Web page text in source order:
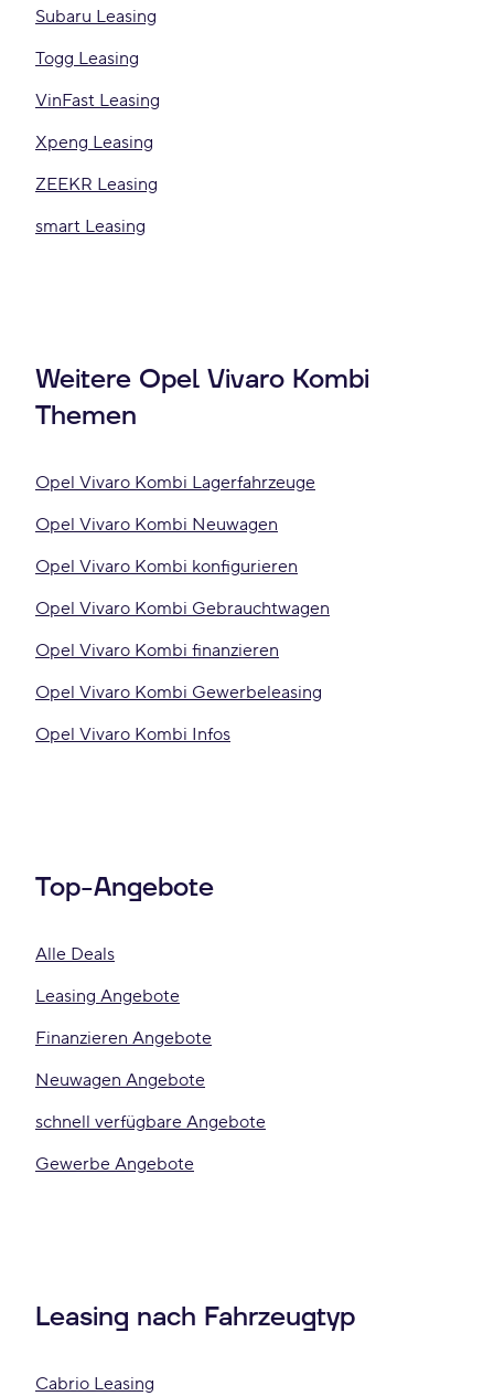
Subaru Leasing
Togg Leasing
VinFast Leasing
Xpeng Leasing
ZEEKR Leasing
smart Leasing
Weitere Opel Vivaro Kombi
Themen
Opel Vivaro Kombi Lagerfahrzeuge
Opel Vivaro Kombi Neuwagen
Opel Vivaro Kombi konfigurieren
Opel Vivaro Kombi Gebrauchtwagen
Opel Vivaro Kombi finanzieren
Opel Vivaro Kombi Gewerbeleasing
Opel Vivaro Kombi Infos
Top-Angebote
Alle Deals
Leasing Angebote
Finanzieren Angebote
Neuwagen Angebote
schnell verfügbare Angebote
Gewerbe Angebote
Leasing nach Fahrzeugtyp
Cabrio Leasing